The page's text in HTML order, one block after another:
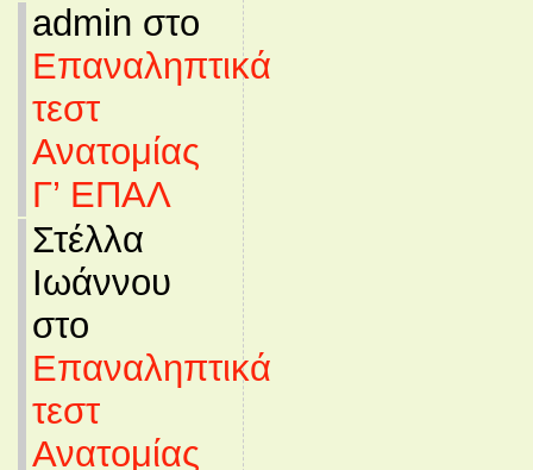
admin στο
Επαναληπτικά
τεστ
Ανατομίας
Γ’ ΕΠΑΛ
Στέλλα
Ιωάννου
στο
Επαναληπτικά
τεστ
Ανατομίας